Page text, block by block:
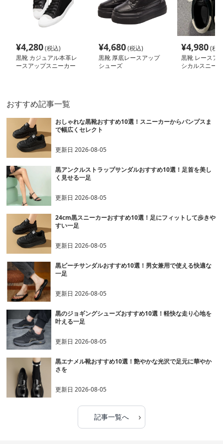
¥4,280(税込)
黒靴 カジュアル本革レ
ースアップスニーカー
¥4,680(税込)
黒靴 厚底レースアップ
シューズ
¥4,980(税
黒靴 レースア
シカルスニー
おすすめ記事一覧
おしゃれな黒靴おすすめ10選！スニーカーからパンプスま
で幅広くセレクト
更新日2026-08-05
黒アンクルストラップサンダルおすすめ10選！足首を美し
く見せる一足
更新日2026-08-05
24cm黒スニーカーおすすめ10選！足にフィットして歩きや
すい一足
更新日2026-08-05
黒ビーチサンダルおすすめ10選！男女兼用で使える快適な
一足
更新日2026-08-05
黒のジョギングシューズおすすめ10選！軽快な走り心地を
叶える一足
更新日2026-08-05
黒エナメル靴おすすめ10選！艶やかな光沢で足元に華やか
さを
更新日2026-08-05
記事一覧へ ›